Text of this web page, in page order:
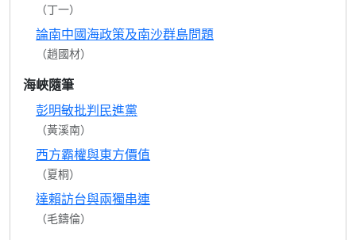
（丁一）
論南中國海政策及南沙群島問題
（趙國材）
海峽隨筆
彭明敏批判民進黨
（黃溪南）
西方霸權與東方價值
（夏桐）
達賴訪台與兩獨串連
（毛鑄倫）